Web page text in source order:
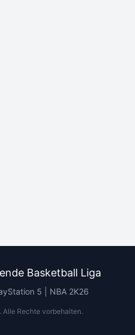
Basketball Liga
5 | NBA 2K26
Alle Rechte vorbehalten.